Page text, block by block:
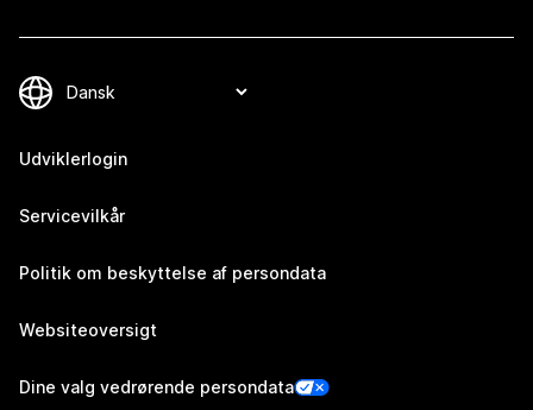
Udviklerlogin
Servicevilkår
Politik om beskyttelse af persondata
Websiteoversigt
Dine valg vedrørende persondata